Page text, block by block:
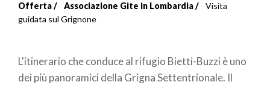
Briciole
pane
Offerta Associazione Gite in Lombardia
Visita
guidata sul Grignone
L'itinerario che conduce al rifugio Bietti-Buzzi è uno
dei più panoramici della Grigna Settentrionale. Il